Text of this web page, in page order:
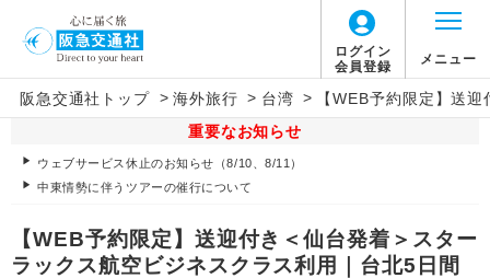
ログイン
会員登録
メニュー
阪急交通社トップ > 海外旅行 > 台湾 >
【WEB予約限定】送
重要なお知らせ
ウェブサービス休止のお知らせ（8/10、8/11）
中東情勢に伴うツアーの催行について
【WEB予約限定】送迎付き＜仙台発着＞スター
ラックス航空ビジネスクラス利用｜台北5日間